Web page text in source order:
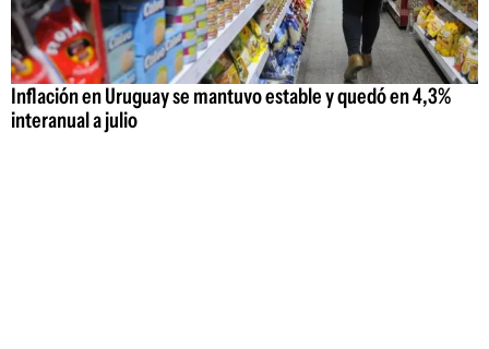
Inflación en Uruguay se mantuvo estable y quedó en 4,3%
interanual a julio